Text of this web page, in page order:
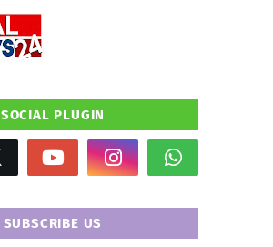
SOCIAL PLUGIN
SUBSCRIBE US